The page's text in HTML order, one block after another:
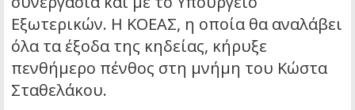
Εξωτερικών. Η ΚΟΕΑΣ, η οποία θα αναλάβει
όλα τα έξοδα της κηδείας, κήρυξε
πενθήμερο πένθος στη μνήμη του Κώστα
Σταθελάκου.